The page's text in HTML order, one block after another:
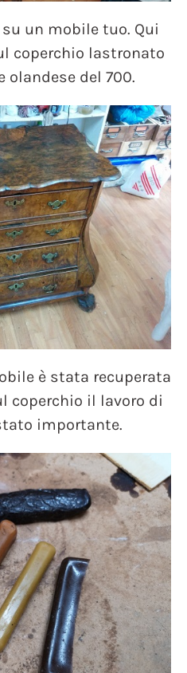
un mobile tuo. Qui
coperchio lastronato
olandese del 700.
è stata recuperata
coperchio il lavoro di
importante.